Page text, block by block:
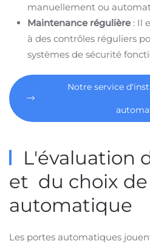
manuellement ou
Maintenance régulière : Il
à des contrôles réguliers
systèmes de sécurité
Notre service
L'évaluation
et du choix
automatique
Les portes automatiques